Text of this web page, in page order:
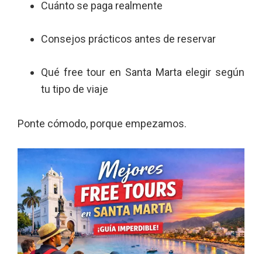
Cuánto se paga realmente
Consejos prácticos antes de reservar
Qué free tour en Santa Marta elegir según
tu tipo de viaje
Ponte cómodo, porque empezamos.